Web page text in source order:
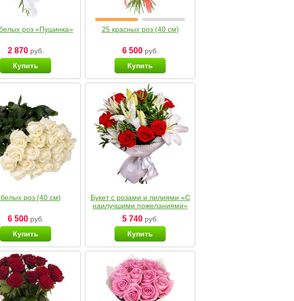
роз «Пушинка»
2 870руб.
Купить
25 красных роз (40 см)
6 500руб.
Купить
роз (40 см)
6 500руб.
Купить
Букет с розами и лилиями «С
наилучшими пожеланиями»
5 740руб.
Купить